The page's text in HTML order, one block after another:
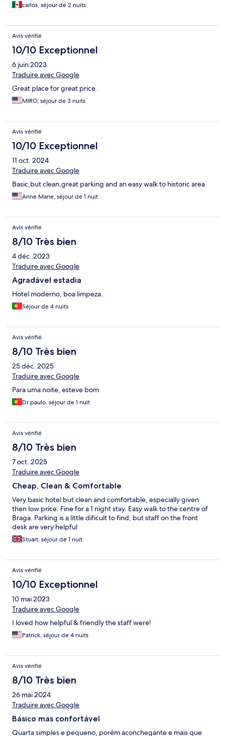
carlos, séjour de 2 nuits
Avis vérifié
10/10 Exceptionnel
6 juin 2023
Traduire avec Google
Great place for great price .
MIRO, séjour de 3 nuits
Avis vérifié
10/10 Exceptionnel
11 oct. 2024
Traduire avec Google
Basic,but clean,great parking and an easy walk to historic area
Anne Marie, séjour de 1 nuit
Avis vérifié
8/10 Très bien
4 déc. 2023
Traduire avec Google
Agradável estadia
Hotel moderno, boa limpeza.
Séjour de 4 nuits
Avis vérifié
8/10 Très bien
25 déc. 2025
Traduire avec Google
Para uma noite, esteve bom
Dr paulo, séjour de 1 nuit
Avis vérifié
8/10 Très bien
7 oct. 2025
Traduire avec Google
Cheap, Clean & Comfortable
Very basic hotel but clean and comfortable, especially given
then low price. Fine for a 1 night stay. Easy walk to the centre of
Braga. Parking is a little dificult to find, but staff on the front
desk are very helpful
Stuart, séjour de 1 nuit
Avis vérifié
10/10 Exceptionnel
10 mai 2023
Traduire avec Google
I loved how helpful & friendly the staff were!
Patrick, séjour de 4 nuits
Avis vérifié
8/10 Très bien
26 mai 2024
Traduire avec Google
Básico mas confortável
Quarta simples e pequeno, porém aconchegante e mais que